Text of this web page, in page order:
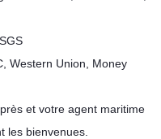
Western Union, Money
et votre agent maritime
les bienvenues.